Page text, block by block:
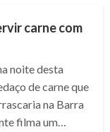
carne com
noite desta
de carne que
na Barra
filma um…